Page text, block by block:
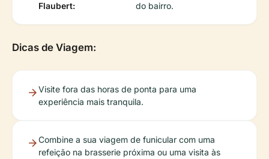
Flaubert:
do bairro.
Dicas de Viagem:
Visite fora das horas de ponta para uma
experiência mais tranquila.
Combine a sua viagem de funicular com uma
refeição na brasserie próxima ou uma visita às